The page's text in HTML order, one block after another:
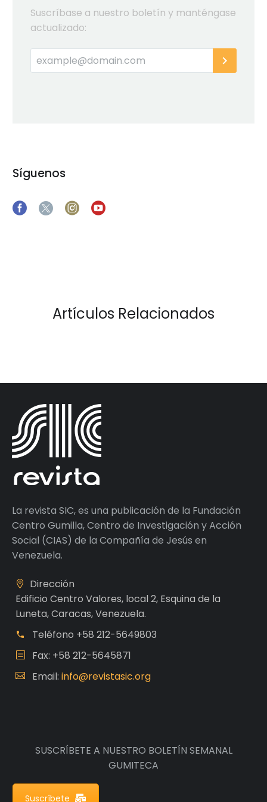
Suscríbase a nuestro boletín y manténgase
actualizado:
Síguenos
Artículos Relacionados
La revista SIC, es una publicación de la Fundación
Centro Gumilla, Centro de Investigación y Acción
Social (CIAS) de la Compañía de Jesús en
Venezuela.
Dirección
Edificio Centro Valores, local 2, Esquina de la
Luneta, Caracas, Venezuela.
Teléfono +58 212-5649803
Fax: +58 212-5645871
Email: info@revistasic.org
SUSCRÍBETE A NUESTRO BOLETÍN SEMANAL
GUMITECA
Suscríbete